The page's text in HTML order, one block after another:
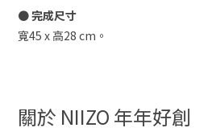
● 完成尺寸
寬45 x 高28 cm。
關於 NIIZO 年年好創